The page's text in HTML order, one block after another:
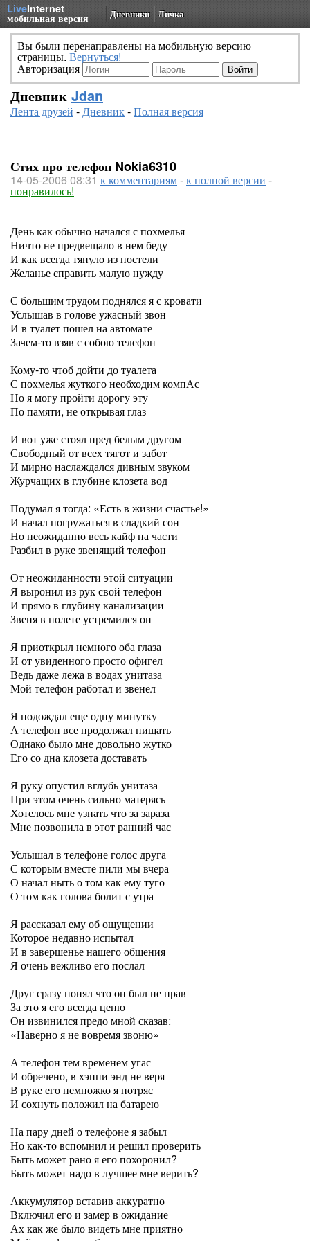
LiveInternet
мобильная версия Дневники Личка
Вы были перенаправлены на мобильную версию
страницы. Вернуться!
Авторизация
Дневник Jdan
Лента друзей -Дневник-Полная версия
Стих про телефон Nokia6310
14-05-2006 08:31 к комментариям-к полной версии -
понравилось!
День как обычно начался с похмелья
Ничто не предвещало в нем беду
И как всегда тянуло из постели
Желанье справить малую нужду
С большим трудом поднялся я с кровати
Услышав в голове ужасный звон
И в туалет пошел на автомате
Зачем-то взяв с собою телефон
Кому-то чтоб дойти до туалета
С похмелья жуткого необходим компАс
Но я могу пройти дорогу эту
По памяти, не открывая глаз
И вот уже стоял пред белым другом
Свободный от всех тягот и забот
И мирно наслаждался дивным звуком
Журчащих в глубине клозета вод
Подумал я тогда: «Есть в жизни счастье!»
И начал погружаться в сладкий сон
Но неожиданно весь кайф на части
Разбил в руке звенящий телефон
От неожиданности этой ситуации
Я выронил из рук свой телефон
И прямо в глубину канализации
Звеня в полете устремился он
Я приоткрыл немного оба глаза
И от увиденного просто офигел
Ведь даже лежа в водах унитаза
Мой телефон работал и звенел
Я подождал еще одну минутку
А телефон все продолжал пищать
Однако было мне довольно жутко
Его со дна клозета доставать
Я руку опустил вглубь унитаза
При этом очень сильно матерясь
Хотелось мне узнать что за зараза
Мне позвонила в этот ранний час
Услышал в телефоне голос друга
С которым вместе пили мы вчера
О начал ныть о том как ему туго
О том как голова болит с утра
Я рассказал ему об ощущении
Которое недавно испытал
И в завершенье нашего общения
Я очень вежливо его послал
Друг сразу понял что он был не прав
За это я его всегда ценю
Он извинился предо мной сказав:
«Наверно я не вовремя звоню»
А телефон тем временем угас
И обречено, в хэппи энд не веря
В руке его немножко я потряс
И сохнуть положил на батарею
На пару дней о телефоне я забыл
Но как-то вспомнил и решил проверить
Быть может рано я его похоронил?
Быть может надо в лучшее мне верить?
Аккумулятор вставив аккуратно
Включил его и замер в ожидание
Ах как же было видеть мне приятно